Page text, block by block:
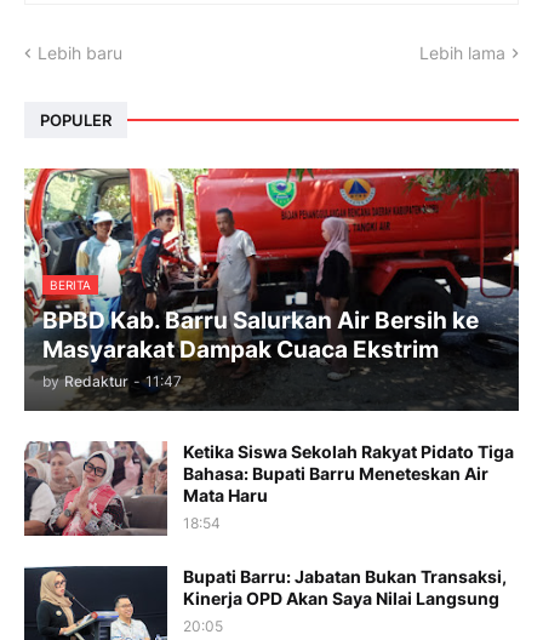
Lebih baru Lebih lama
POPULER
BERITA
BPBD Kab. Barru Salurkan Air Bersih ke
Masyarakat Dampak Cuaca Ekstrim
by Redaktur - 11:47
Ketika Siswa Sekolah Rakyat Pidato Tiga
Bahasa: Bupati Barru Meneteskan Air
Mata Haru
18:54
Bupati Barru: Jabatan Bukan Transaksi,
Kinerja OPD Akan Saya Nilai Langsung
20:05